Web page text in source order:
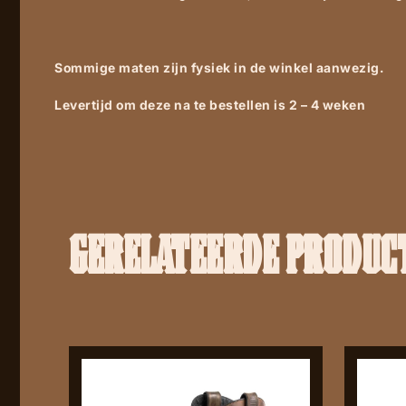
Sommige maten zijn fysiek in de winkel aanwezig.
Levertijd om deze na te bestellen is 2 – 4 weken
GERELATEERDE